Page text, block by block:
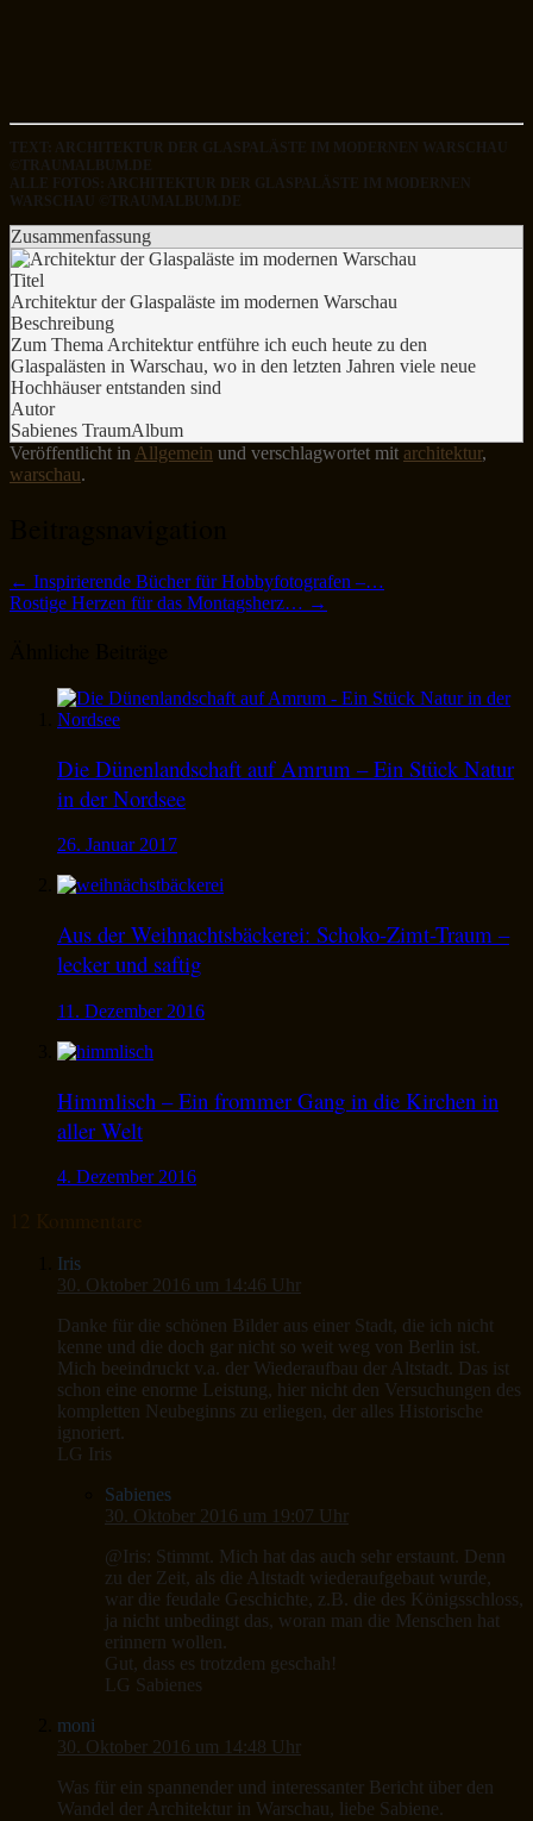
TEXT: ARCHITEKTUR DER GLASPALÄSTE IM MODERNEN WARSCHAU
©TRAUMALBUM.DE
ALLE FOTOS: ARCHITEKTUR DER GLASPALÄSTE IM MODERNEN
WARSCHAU ©TRAUMALBUM.DE
Zusammenfassung
Titel
Architektur der Glaspaläste im modernen Warschau
Beschreibung
Zum Thema Architektur entführe ich euch heute zu den
Glaspalästen in Warschau, wo in den letzten Jahren viele neue
Hochhäuser entstanden sind
Autor
Sabienes TraumAlbum
Veröffentlicht in Allgemein und verschlagwortet mit architektur,
warschau.
← Inspirierende Bücher für Hobbyfotografen –…
Rostige Herzen für das Montagsherz… →
Die Dünenlandschaft auf Amrum – Ein Stück Natur
in der Nordsee
26. Januar 2017
Aus der Weihnachtsbäckerei: Schoko-Zimt-Traum –
lecker und saftig
11. Dezember 2016
Himmlisch – Ein frommer Gang in die Kirchen in
aller Welt
4. Dezember 2016
Iris
30. Oktober 2016 um 14:46 Uhr
Danke für die schönen Bilder aus einer Stadt, die ich nicht
kenne und die doch gar nicht so weit weg von Berlin ist.
Mich beeindruckt v.a. der Wiederaufbau der Altstadt. Das ist
schon eine enorme Leistung, hier nicht den Versuchungen des
kompletten Neubeginns zu erliegen, der alles Historische
ignoriert.
LG Iris
Sabienes
30. Oktober 2016 um 19:07 Uhr
@Iris: Stimmt. Mich hat das auch sehr erstaunt. Denn
zu der Zeit, als die Altstadt wiederaufgebaut wurde,
war die feudale Geschichte, z.B. die des Königsschloss,
ja nicht unbedingt das, woran man die Menschen hat
erinnern wollen.
Gut, dass es trotzdem geschah!
LG Sabienes
moni
30. Oktober 2016 um 14:48 Uhr
Was für ein spannender und interessanter Bericht über den
Wandel der Architektur in Warschau, liebe Sabiene.